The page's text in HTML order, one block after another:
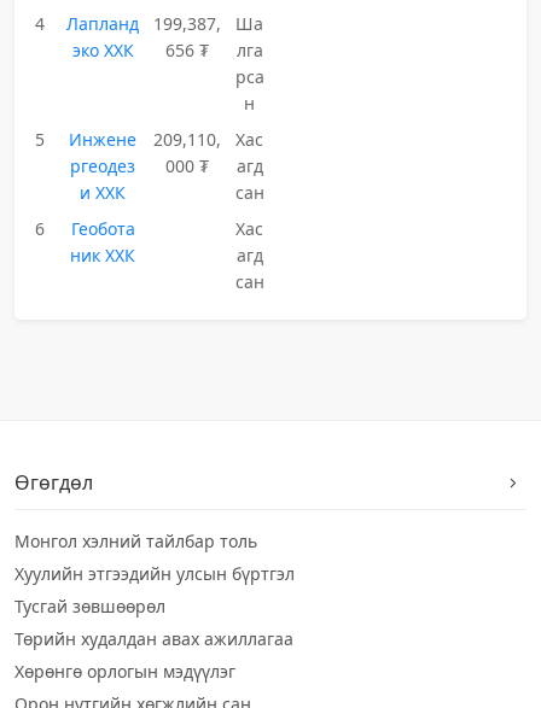
4
Лапланд
эко ХХК
199,387,
656 ₮
Ша
лга
рса
н
5
Инжене
ргеодез
и ХХК
209,110,
000 ₮
Хас
агд
сан
6
Геобота
ник ХХК
Хас
агд
сан
Өгөгдөл
Монгол хэлний тайлбар толь
Хуулийн этгээдийн улсын бүртгэл
Тусгай зөвшөөрөл
Төрийн худалдан авах ажиллагаа
Хөрөнгө орлогын мэдүүлэг